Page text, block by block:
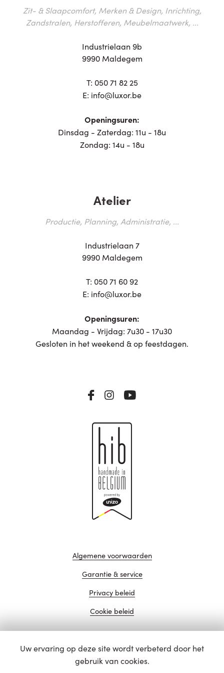
Zit- & Slaapcomfort, Merken & Design, Inrichting,
Zandstralen, Herstofferen, Meubelmaatwerk, ...
Industrielaan 9b
9990 Maldegem
T: 050 71 82 25
E: info@luxor.be
Openingsuren:
Dinsdag - Zaterdag: 11u - 18u
Zondag: 14u - 18u
Atelier
Productie, Planning, Administratie, ...
Industrielaan 7
9990 Maldegem
T: 050 71 60 92
E: info@luxor.be
Openingsuren:
Maandag - Vrijdag: 7u30 - 17u30
Gesloten in het weekend & op feestdagen.
Algemene voorwaarden
Garantie & service
Privacy beleid
Cookie beleid
website door
Uw ervaring op deze site wordt verbeterd door het
gebruik van cookies.